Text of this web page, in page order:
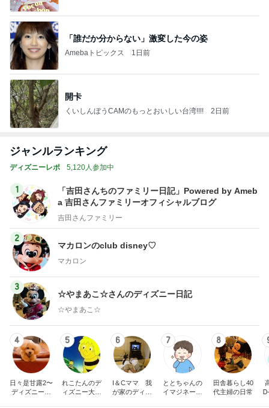
「誰だか分からない」激変した今の姿
Amebaトピックス 1日前
開卡
くいしんぼうCAMのもっとおいしい台湾!!!! 2日前
ジャンルランキング
ディズニーレポ 5,120人参加中
1
「吉田さんちのファミリー日記」Powered by Ameb
a 吉田さんファミリーオフィシャルブログ
吉田さんファミリー
2
マカロンのclub disney♡
マカロン
3
☆やまあこ☆さんのディズニー日記
☆やまあこ☆
4
日々是甘露2〜
ディズニー風
5
れこたんのデ
ィズニー大好
6
I＆Cママ 我
が家のディズ
7
ととちゃんの
イマジネーシ
8
田舎暮らし40
代主婦の日常